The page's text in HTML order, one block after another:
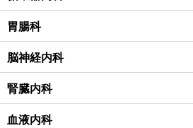
胃腸科
脳神経内科
腎臓内科
血液内科